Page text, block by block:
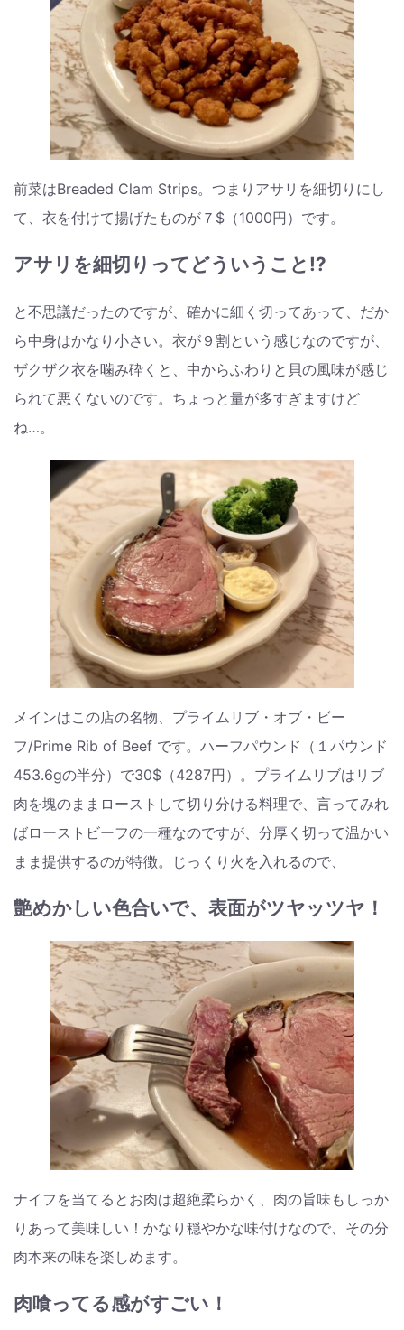
前菜はBreaded Clam Strips。つまりアサリを細切りにし
て、衣を付けて揚げたものが７$（1000円）です。
アサリを細切りってどういうこと⁉︎
と不思議だったのですが、確かに細く切ってあって、だか
ら中身はかなり小さい。衣が９割という感じなのですが、
ザクザク衣を噛み砕くと、中からふわりと貝の風味が感じ
られて悪くないのです。ちょっと量が多すぎますけど
ね…。
メインはこの店の名物、プライムリブ・オブ・ビー
フ/Prime Rib of Beef です。ハーフパウンド（１パウンド
453.6gの半分）で30$（4287円）。プライムリブはリブ
肉を塊のままローストして切り分ける料理で、言ってみれ
ばローストビーフの一種なのですが、分厚く切って温かい
まま提供するのが特徴。じっくり火を入れるので、
艶めかしい色合いで、表面がツヤッツヤ！
ナイフを当てるとお肉は超絶柔らかく、肉の旨味もしっか
りあって美味しい！かなり穏やかな味付けなので、その分
肉本来の味を楽しめます。
肉喰ってる感がすごい！